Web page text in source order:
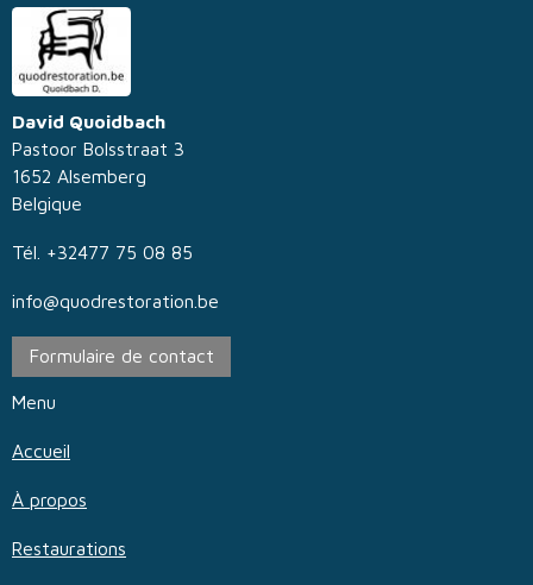
David Quoidbach
Pastoor Bolsstraat 3
1652 Alsemberg
Belgique
Tél. +32477 75 08 85
info@quodrestoration.be
Formulaire de contact
Menu
Accueil
À propos
Restaurations